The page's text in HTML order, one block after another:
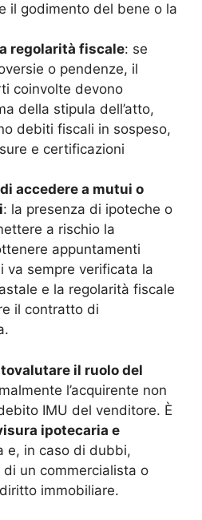
il godimento del bene o la
regolarità fiscale: se
o pendenze, il
coinvolte devono
della stipula dell’atto,
debiti fiscali in sospeso,
e certificazioni
accedere a mutui o
: la presenza di ipoteche o
a rischio la
appuntamenti
va sempre verificata la
e la regolarità fiscale
il contratto di
il ruolo del
l’acquirente non
IMU del venditore. È
ipotecaria e
e, in caso di dubbi,
un commercialista o
immobiliare.